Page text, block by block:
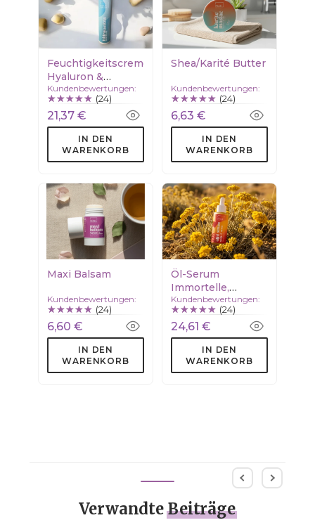
Feuchtigkeitscreme
Hyaluron &
Squalan
Kundenbewertungen:
(24)
21,37 €
IN DEN
WARENKORB
Shea/Karité Butter
Kundenbewertungen:
(24)
6,63 €
IN DEN
WARENKORB
Maxi Balsam
Kundenbewertungen:
(24)
6,60 €
IN DEN
WARENKORB
Öl-Serum
Immortelle,
Ringelblume,
Squalan
Kundenbewertungen:
(24)
24,61 €
IN DEN
WARENKORB
VerwandteBeiträge